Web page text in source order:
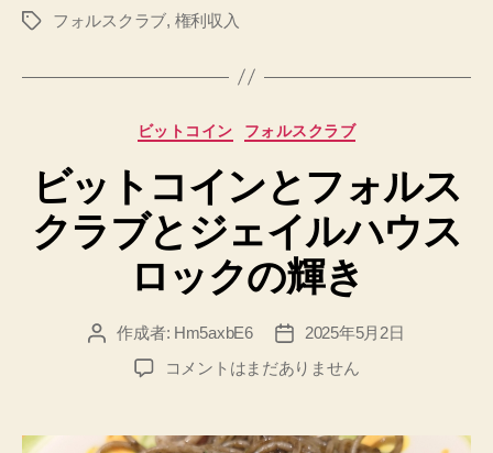
へ
層
向
い
て
い
る
権
入
学
タ
フォルスクラブ, 権利収入
カ
ゴ
リ
ー
ビットコイン フォルスクラブ
ビットコインとフォルス
クラブとジェイルハウス
ロックの輝き
投
作成者: Hm5axbE6
投
稿
日
2025年5月2日
ビ
コ
コメントはまだありません